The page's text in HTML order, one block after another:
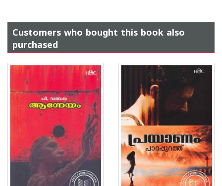
Customers who bought this book also
purchased